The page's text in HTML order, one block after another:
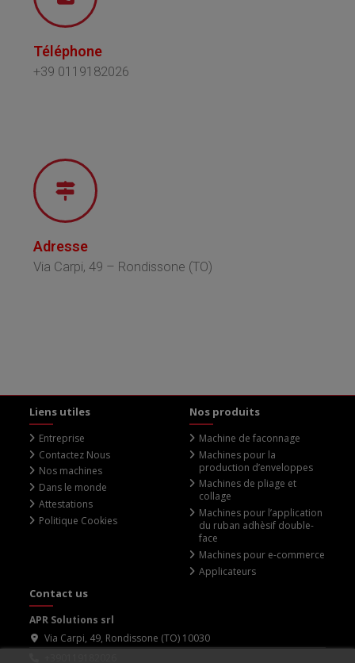
Téléphone
+39 0119182026
Adresse
Via Carpi, 49 – Rondissone (TO)
Liens utiles
Entreprise
Contactez Nous
Nos machines
Dans le monde
Attestations
Politique Cookies
Nos produits
Machine de faconnage
Machines pour la
production d’enveloppes
Machines de pliage et
collage
Machines pour l’application
du ruban adhèsif double-
face
Machines pour e-commerce
Applicateurs
Contact us
APR Solutions srl
Via Carpi, 49, Rondissone (TO) 10030